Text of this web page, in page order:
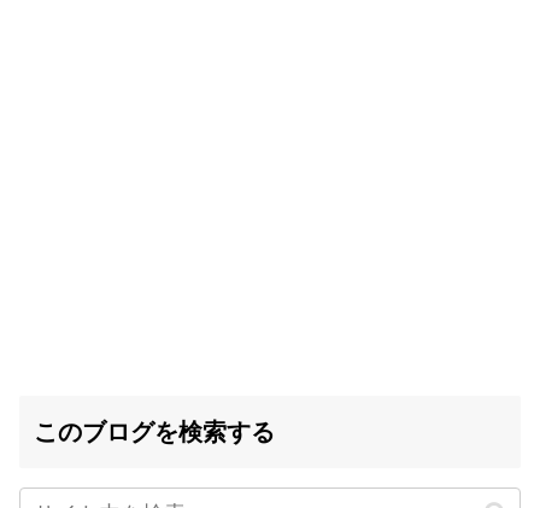
このブログを検索する